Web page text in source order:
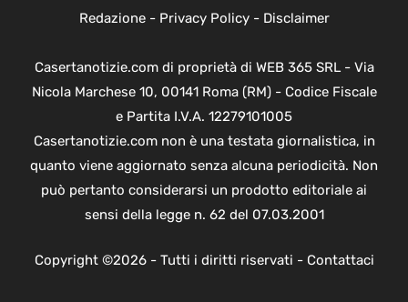
Redazione- Privacy Policy- Disclaimer
Casertanotizie.com di proprietà di WEB 365 SRL - Via
Nicola Marchese 10, 00141 Roma (RM) - Codice Fiscale
e Partita I.V.A. 12279101005
Casertanotizie.com non è una testata giornalistica, in
quanto viene aggiornato senza alcuna periodicità. Non
può pertanto considerarsi un prodotto editoriale ai
sensi della legge n. 62 del 07.03.2001
Copyright ©2026 - Tutti i diritti riservati - Contattaci